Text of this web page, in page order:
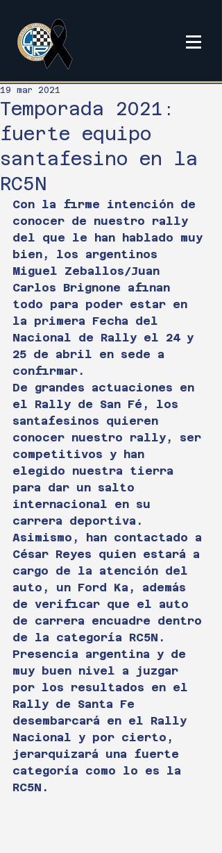
Temporada 2021:
fuerte equipo
santafesino en la
RC5N
19 mar 2021
Con la firme intención de
conocer de nuestro rally
del que le han hablado muy
bien, los argentinos
Miguel Zeballos/Juan
Carlos Brignone afinan
todo para poder estar en
la primera Fecha del
Nacional de Rally el 24 y
25 de abril en sede a
confirmar.
De grandes actuaciones en
el Rally de San Fé, los
santafesinos quieren
conocer nuestro rally, ser
competitivos y han
elegido nuestra tierra
para dar un salto
internacional en su
carrera deportiva.
Asimismo, han contactado a
César Reyes quien estará a
cargo de la atención del
auto, un Ford Ka, además
de verificar que el auto
de carrera encuadre dentro
de la categoría RC5N.
Presencia argentina y de
muy buen nivel a juzgar
por los resultados en el
Rally de Santa Fe
desembarcará en el Rally
Nacional y por cierto,
jerarquizará una fuerte
categoría como lo es la
RC5N.